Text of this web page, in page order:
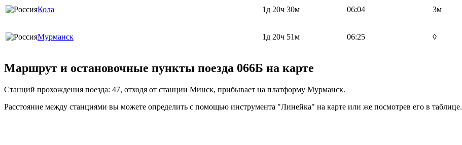
Кола 1д 20ч 30м 06:04 3м
Мурманск 1д 20ч 51м 06:25 ◊
Маршрут и остановочные пункты поезда 066Б на карте
Станций прохождения поезда: 47, отходя от станции Минск, прибывает на платформу Мурманск.
Расстояние между станциями вы можете определить с помощью инструмента "Линейка" на карте или же посмотрев его в таблице.